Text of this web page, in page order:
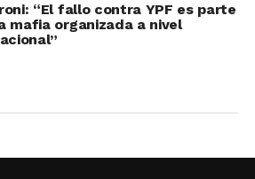
“El fallo contra YPF es parte
mafia organizada a nivel